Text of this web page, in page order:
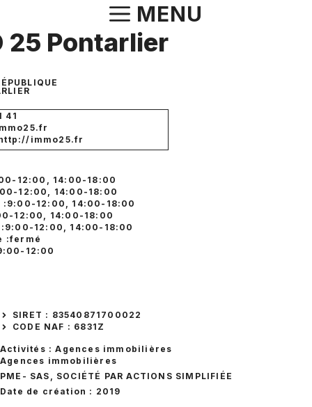
au
contenu
MENU
25 Pontarlier
41
immo25.fr
12:00, 14:00-18:00
12:00, 14:00-18:00
12:00, 14:00-18:00
12:00, 14:00-18:00
12:00, 14:00-18:00
:fermé
12:00
SIRET : 83540871700022
CODE NAF : 6831Z
Activités : Agences immobilières
Agences immobilières
PME - SAS, SOCIÉTÉ PAR ACTIONS SIMPLIFIÉE
Date de création : 2019